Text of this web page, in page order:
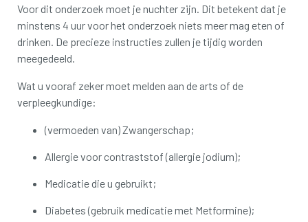
Voor dit onderzoek moet je nuchter zijn. Dit betekent dat je
minstens 4 uur voor het onderzoek niets meer mag eten of
drinken. De precieze instructies zullen je tijdig worden
meegedeeld.
Wat u vooraf zeker moet melden aan de arts of de
verpleegkundige:
(vermoeden van) Zwangerschap;
Allergie voor contraststof (allergie jodium);
Medicatie die u gebruikt;
Diabetes (gebruik medicatie met Metformine);